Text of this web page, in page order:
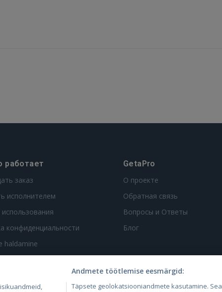
работает
заказ
исполнителем
конфиденциальности
haldamine
GetaPro
О проекте
Обратная связь
Вопросы и Ответы
Блог
Andmete töötlemise eesmärgid:
Täpsete geolokatsiooniandmete kasutamine.